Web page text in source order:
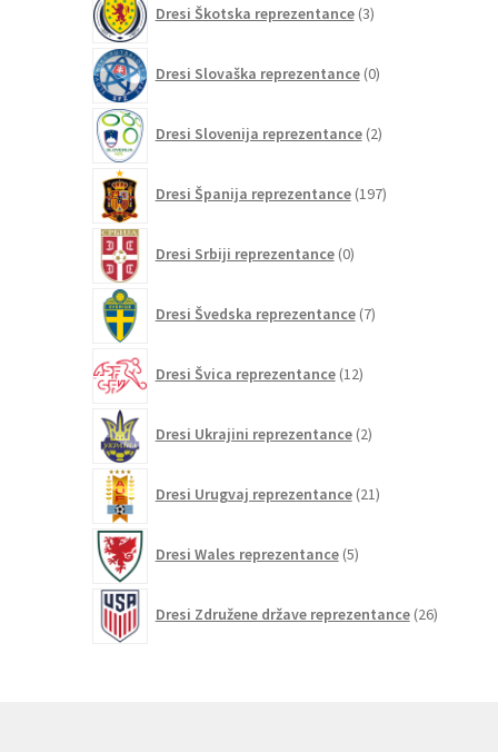
Dresi Škotska reprezentance 3izdelki
Dresi Slovaška reprezentance 0izdelkov
Dresi Slovenija reprezentance 2izdelka
Dresi Španija reprezentance 197izdelkov
Dresi Srbiji reprezentance 0izdelkov
Dresi Švedska reprezentance 7izdelkov
Dresi Švica reprezentance 12izdelkov
Dresi Ukrajini reprezentance 2izdelka
Dresi Urugvaj reprezentance 21izdelkov
Dresi Wales reprezentance 5izdelkov
Dresi Združene države reprezentance 26izdelkov